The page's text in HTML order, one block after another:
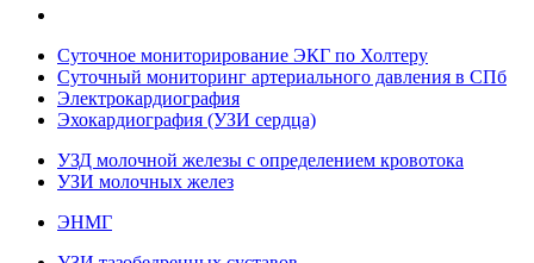
Суточное мониторирование ЭКГ по Холтеру
Суточный мониторинг артериального давления в СПб
Электрокардиография
Эхокардиография (УЗИ сердца)
УЗД молочной железы с определением кровотока
УЗИ молочных желез
ЭНМГ